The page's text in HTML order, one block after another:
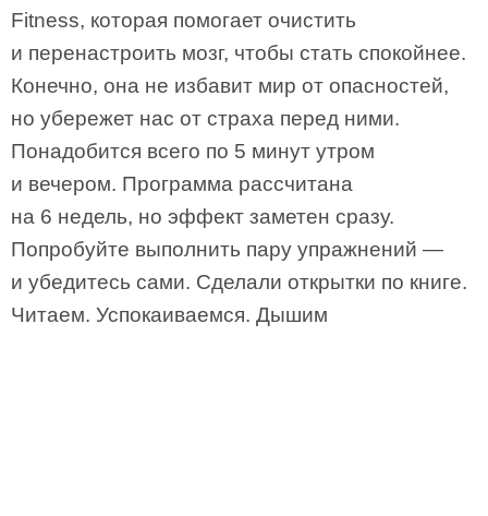
Fitness, которая помогает очистить
и перенастроить мозг, чтобы стать спокойнее.
Конечно, она не избавит мир от опасностей,
но убережет нас от страха перед ними.
Понадобится всего по 5 минут утром
и вечером. Программа рассчитана
на 6 недель, но эффект заметен сразу.
Попробуйте выполнить пару упражнений —
и убедитесь сами. Сделали открытки по книге.
Читаем. Успокаиваемся. Дышим